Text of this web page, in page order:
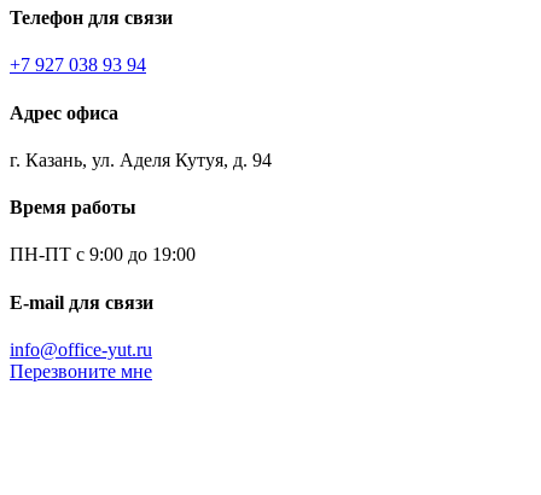
Телефон для связи
+7 927 038 93 94
Адрес офиса
г. Казань, ул. Аделя Кутуя, д. 94
Время работы
ПН-ПТ с 9:00 до 19:00
E-mail для связи
info@office-yut.ru
Перезвоните мне